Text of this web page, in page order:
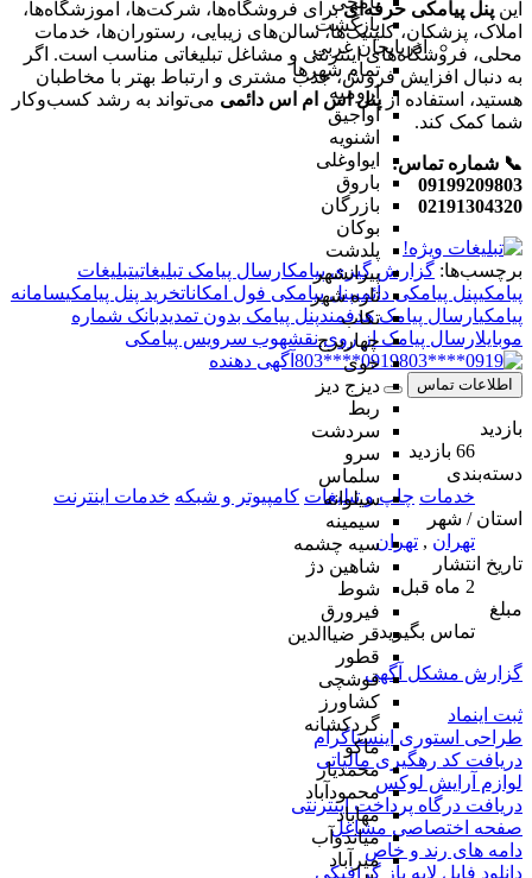
بازگشت
آذربایجان غربی
تمام شهر‌ها
ارومیه
آواجیق
اشنویه
ایواوغلی
باروق
بازرگان
بوکان
پلدشت
پیرانشهر
تازه شهر
تکاب
چهاربرج
خوی
دیزج دیز
ربط
سردشت
سرو
سلماس
سیلوانه
سیمینه
سیه چشمه
شاهین دژ
شوط
فیرورق
قر ضیاالدین
قطور
قوشچی
کشاورز
گردکشانه
ماکو
محمدیار
محمودآباد
مهاباد
میاندوآب
میرآباد
این پنل پیامکی حرفه‌ایبرای فروشگاه‌ها، شرکت‌ها، آموزشگاه‌ها،
املاک، پزشکان، کلینیک‌ها، سالن‌های زیبایی، رستوران‌ها، خدمات
محلی، فروشگاه‌های اینترنتی و مشاغل تبلیغاتی مناسب است. اگر
به دنبال افزایش فروش، جذب مشتری و ارتباط بهتر با مخاطبان
هستید، استفاده از پنل اس ام اس دائمی می‌تواند به رشد کسب‌وکار
شما کمک کند.
📞 شماره تماس:
09199209803
02191304320
برچسب‌ها: گزارش گیری پیامکارسال پیامک تبلیغاتیتبلیغات
پیامکیپنل پیامکی دائمیپنل پیامکی فول امکاناتخرید پنل پیامکیسامانه
پیامکیارسال پیامک هدفمندپنل پیامک بدون تمدیدبانک شماره
موبایلارسال پیامک از روی نقشهوب سرویس پیامکی
0919****803
آگهی دهنده
اطلاعات تماس
بازدید
66 بازدید
دسته‌بندی
خدمات چاپ و تبلیغات کامپیوتر و شبکه خدمات اینترنت
استان / شهر
تهران , تهران
تاریخ انتشار
2 ماه قبل
مبلغ
تماس بگیرید
گزارش مشکل آگهی
ثبت اینماد
طراحی استوری اینستاگرام
دریافت کد رهگیری مالیاتی
لوازم آرایش لوکس
دریافت درگاه پرداخت اینترنتی
صفحه اختصاصی مشاغل
دامه های رند و خاص
دانلود فایل لایه باز گرافیکی